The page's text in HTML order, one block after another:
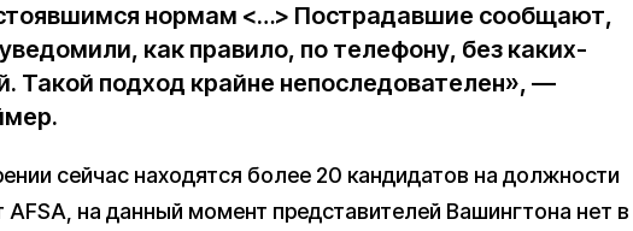
нормам <…> Пострадавшие сообщают,
как правило, по телефону, без каких-
Такой подход крайне непоследователен», —
сейчас находятся более 20 кандидатов на должности
AFSA, на данный момент представителей Вашингтона нет в